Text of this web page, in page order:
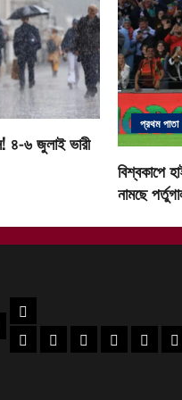
৪-৬ জুলাই ভারী
প্রথম পাতা
বিশ্বকাপে
নামছে
দক্ষিণবঙ্গ
হাওড়া খবরদক্ষিণ ২৪ পরগনা খবর
উত্তর ২৪ পরগনা
হুগলি খবরনদিয়া